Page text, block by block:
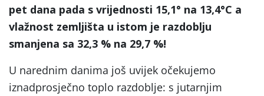
pet dana pada s vrijednosti 15,1° na 13,4°C a
vlažnost zemljišta u istom je razdoblju
smanjena sa 32,3 % na 29,7 %!
U narednim danima još uvijek očekujemo
iznadprosječno toplo razdoblje: s jutarnjim